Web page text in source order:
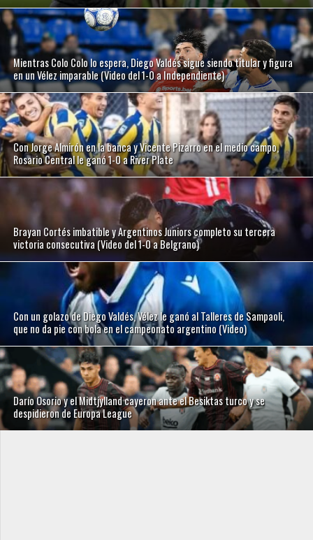
Mientras Colo Colo lo espera, Diego Valdés sigue siendo titular y figura
en un Vélez imparable (Video del 1-0 a Independiente)
Con Jorge Almirón en la banca y Vicente Pizarro en el medio campo,
Rosario Central le ganó 1-0 a River Plate
Brayan Cortés imbatible y Argentinos Juniors completo su tercera
victoria consecutiva (Video del 1-0 a Belgrano)
Con un golazo de Diego Valdés, Vélez le ganó al Talleres de Sampaoli,
que no da pie con bola en el campeonato argentino (Video)
Darío Osorio y el Midtjylland cayeron ante el Besiktas turco y se
despidieron de Europa League